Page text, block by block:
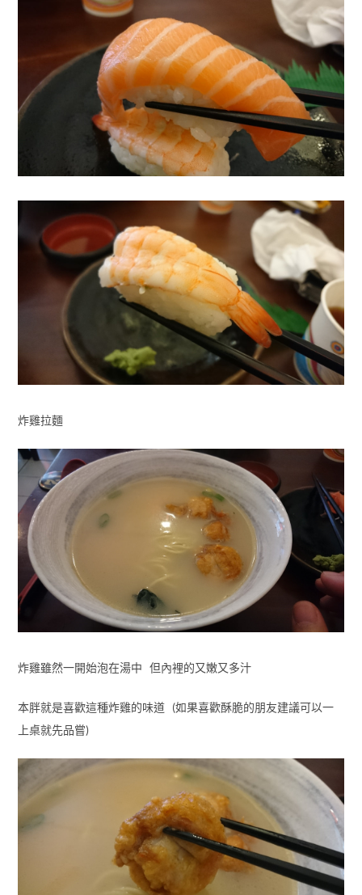
炸雞拉麵
炸雞雖然一開始泡在湯中 但內裡的又嫩又多汁
本胖就是喜歡這種炸雞的味道 (如果喜歡酥脆的朋友建議可以一
上桌就先品嘗)